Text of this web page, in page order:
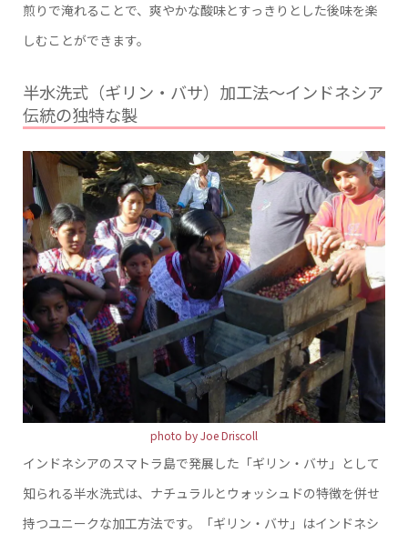
煎りで淹れることで、爽やかな酸味とすっきりとした後味を楽
しむことができます。
半水洗式（ギリン・バサ）加工法〜インドネシア
伝統の独特な製
photo by Joe Driscoll
インドネシアのスマトラ島で発展した「ギリン・バサ」として
知られる半水洗式は、ナチュラルとウォッシュドの特徴を併せ
持つユニークな加工方法です。「ギリン・バサ」はインドネシ